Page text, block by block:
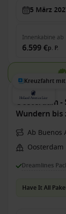
5 März
Innenkabine ab
6.599 €p. P.
Kreuzfahrt
Oosterdam
Wundern bis
Ab Buenos
Oosterdam
Dreamlines
Have It All